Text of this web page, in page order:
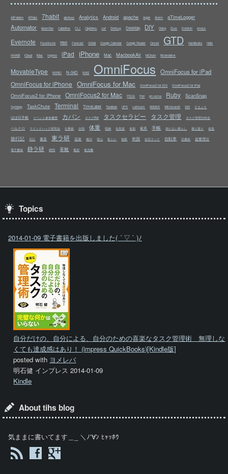
43Folders 43Tabs 7habit abrAsus Analytics Android apache Apple Aterm aTimeLogger
Automator bison/flex CableBox CLI ClipMenu curl Debug Desktop DIY Doing Due Echofon emacs
Evernote Facebook fitbit Forecast GMail Google Calendar Google Reader Growl GTD Handbrake Helix
HHKB iCloud iMac Ingress iPad iPhone Mac MacbookAir MChute Moleskine
MovableType MVNO N-04D NAS OmniFocus OmniFocus for iPad
OmniFocus for iPhone OmniFocus for Mac OmniFocus2 for iOS OmniFocus2 for iPad
OmniFocus2 for iPhone OmniFocus2 for Mac PDCA Perl prc-ecma Ruby ScanSnap
Synology TaskChute Terminal TimeLabel Toodledo UPS ustream WiMAX Windows8 X60 するぷろ
ほぼ日手帳 イベント参加履歴 カバン タスクBar タスクセラピー タスク管理 タスク管理分科会
ベルクロ マインドハック研究会 仕事術 企画 体重 収納 合気道 名刺 家具 手帳 持たない暮らし 振り返り 改造
旅行記 日記 書斎 東ラ研 温泉 無印 登山 筋トレ 箱根 米国 自宅ラック 自転車 読書術 超整理法
電子書籍 静ラ研 静岡 革靴 風邪 食洗機
Topics
2014-01-09 電子書籍を出版しました( ´ ▽ ` )ﾉ
自分だけの、自分による、自分のための喜楽なタスク管理術 無理しな
くても達成感はあり！ (impress QuickBooks)[Kindle版]
posted with ヨメレバ
明石健 インプレス 2014-01-09
Kindle
About tihs blog
気ままに書いてます＿_ ＼ﾉ'∀ﾝ ﾋｬｯﾎｳ